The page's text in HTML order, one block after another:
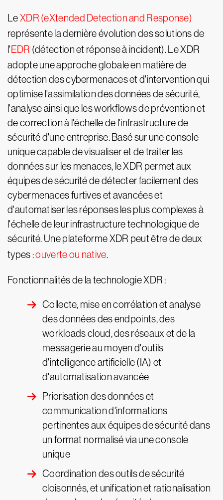
LeXDR (eXtended Detection and Response)
représente la dernière évolution des solutions de
l'EDR (détection et réponse à incident). Le XDR
adopte une approche globale en matière de
détection des cybermenaces et d'intervention qui
optimise l'assimilation des données de sécurité,
l'analyse ainsi que les workflows de prévention et
de correction à l'échelle de l'infrastructure de
sécurité d'une entreprise. Basé sur une console
unique capable de visualiser et de traiter les
données sur les menaces, le XDR permet aux
équipes de sécurité de détecter facilement des
cybermenaces furtives et avancées et
d'automatiser les réponses les plus complexes à
l'échelle de leur infrastructure technologique de
sécurité. Une plateforme XDR peut être de deux
types :ouverte ou native.
Fonctionnalités de la technologie XDR :
Collecte, mise en corrélation et analyse
des données des endpoints, des
workloads cloud, des réseaux et de la
messagerie au moyen d'outils
d'intelligence artificielle (IA) et
d'automatisation avancée
Priorisation des données et
communication d'informations
pertinentes aux équipes de sécurité dans
un format normalisé via une console
unique
Coordination des outils de sécurité
cloisonnés, et unification et rationalisation